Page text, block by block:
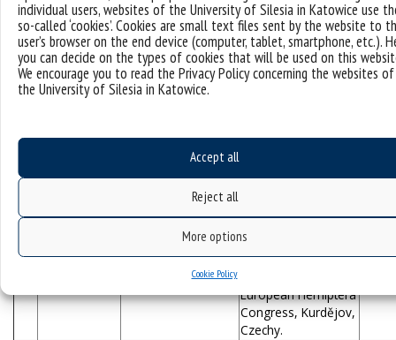
individual users, websites of the University of Silesia in Katowice use
so-called ‘cookies’. Cookies are small text files sent by the website to
user’s browser on the end device (computer, tablet, smartphone, etc.).
you can decide on the types of cookies that will be used on this
We encourage you to read the Privacy Policy concerning the websites of
the University of Silesia in Katowice.
Accept all
Reject all
More options
Cookie Policy
42.
towarzyszących im
struktur
sensorycznych u
wybranych
przedstawicieli
Heteroptera:
wyników na
międzynarodowej,
specjalistycznej
European Hemiptera
Congress, Kurdějov,
Czechy.
4